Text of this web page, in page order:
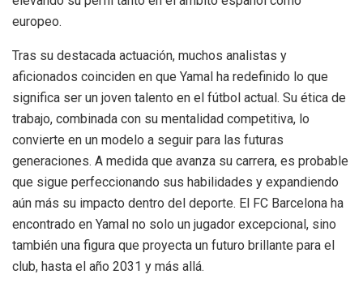
europeo.
Tras su destacada actuación, muchos analistas y
aficionados coinciden en que Yamal ha redefinido lo que
significa ser un joven talento en el fútbol actual. Su ética de
trabajo, combinada con su mentalidad competitiva, lo
convierte en un modelo a seguir para las futuras
generaciones. A medida que avanza su carrera, es probable
que sigue perfeccionando sus habilidades y expandiendo
aún más su impacto dentro del deporte. El FC Barcelona ha
encontrado en Yamal no solo un jugador excepcional, sino
también una figura que proyecta un futuro brillante para el
club, hasta el año 2031 y más allá.